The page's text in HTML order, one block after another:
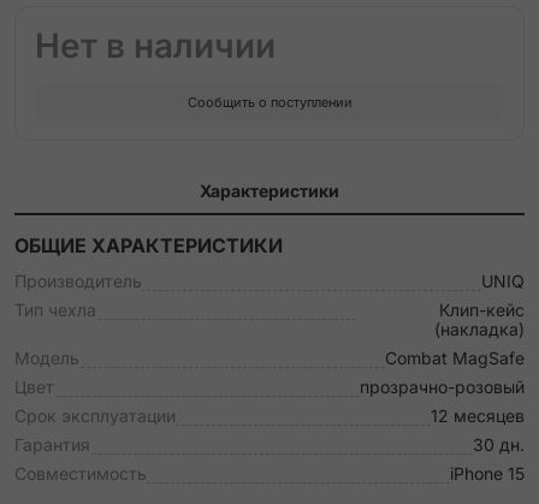
Нет в наличии
Сообщить о поступлении
Характеристики
ОБЩИЕ ХАРАКТЕРИСТИКИ
Производитель
UNIQ
Тип чехла
Клип-кейс
(накладка)
Модель
Combat MagSafe
Цвет
прозрачно-розовый
Срок эксплуатации
12 месяцев
Гарантия
30 дн.
Совместимость
iPhone 15